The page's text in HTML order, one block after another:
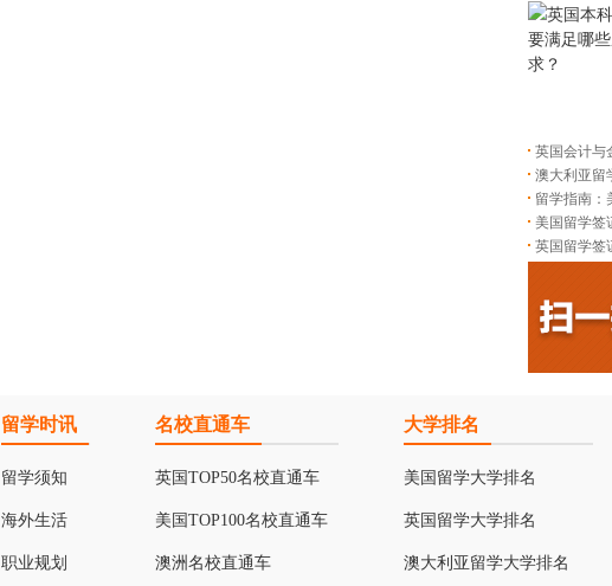
英国会计与
澳大利亚留
留学指南：
美国留学签
英国留学签
留学时讯
留学须知
海外生活
职业规划
名校直通车
英国TOP50名校直通车
美国TOP100名校直通车
澳洲名校直通车
大学排名
美国留学大学排名
英国留学大学排名
澳大利亚留学大学排名